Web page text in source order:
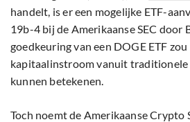
handelt, is er een mogelijke ETF-
19b-4 bij de Amerikaanse SEC door
goedkeuring van een DOGE ETF
kapitaalinstroom vanuit traditionele
kunnen betekenen.
Toch noemt de Amerikaanse Crypto